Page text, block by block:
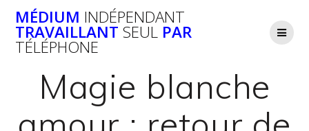
au
contenu
MÉDIUM INDÉPENDANT
TRAVAILLANT SEUL PAR
TÉLÉPHONE
Magie blanche